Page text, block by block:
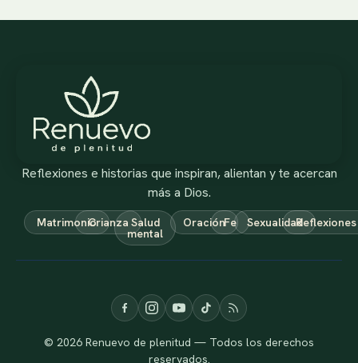
Reflexiones e historias que inspiran, alientan y te acercan
más a Dios.
MatrimonioCrianza Salud
mental
OraciónFe SexualidadReflexiones
© 2026 Renuevo de plenitud — Todos los derechos
reservados.